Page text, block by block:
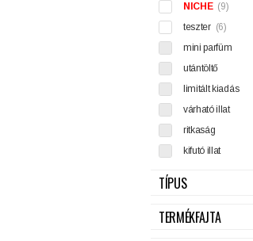
NICHE (9)
teszter (6)
mini parfüm
utántöltő
limitált kiadás
várható illat
ritkaság
kifutó illat
TÍPUS
TERMÉKFAJTA